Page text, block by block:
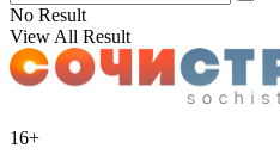
No Result
View All Result
16+